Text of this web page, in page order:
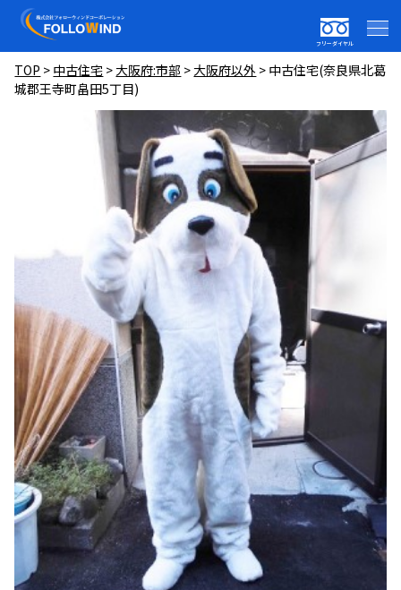
フリーダイヤル
TOP > 中古住宅 >大阪府:市部 >大阪府以外 > 中古住宅(奈良県北葛
城郡王寺町畠田5丁目)